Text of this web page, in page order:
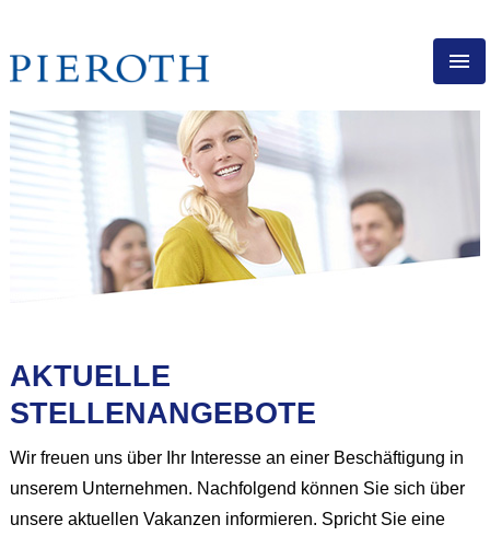
DE
PIEROTH ALS ARBEITSGEBER
DIREKTVERTRIEB
BERUFSERFAHRENE
AUSBILDUNG
AKTUELLE
STELLENANGEBOTE
Wir freuen uns über Ihr Interesse an einer Beschäftigung in
unserem Unternehmen. Nachfolgend können Sie sich über
unsere aktuellen Vakanzen informieren. Spricht Sie eine